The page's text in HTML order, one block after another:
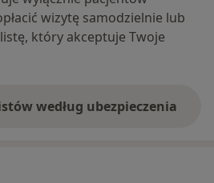
wizytę samodzielnie lub
który akceptuje Twoje
według ubezpieczenia